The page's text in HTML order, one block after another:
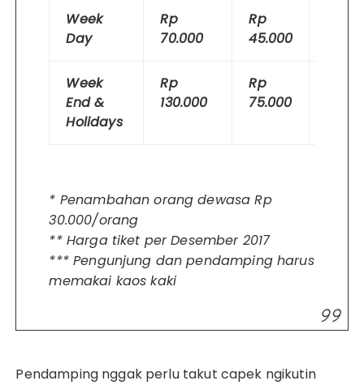
Week
Day
Rp
70.000
Rp
45.000
Week
End &
Holidays
Rp
130.000
Rp
75.000
* Penambahan orang dewasa Rp
30.000/orang
** Harga tiket per Desember 2017
*** Pengunjung dan pendamping harus
memakai kaos kaki
Pendamping nggak perlu takut capek ngikutin